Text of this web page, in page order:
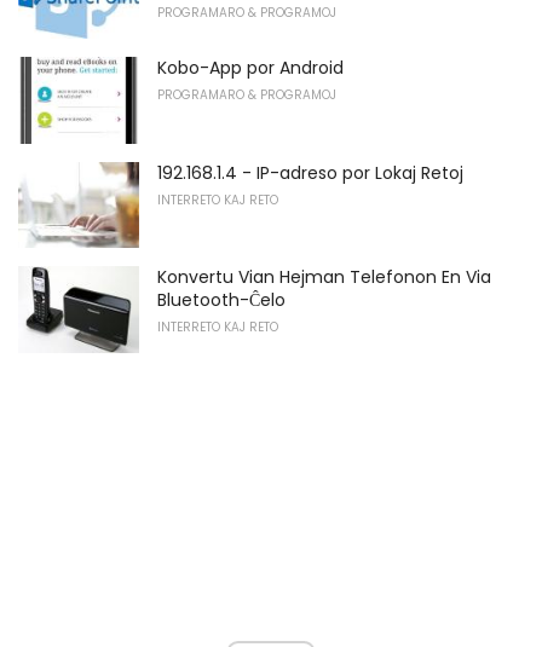
PROGRAMARO & PROGRAMOJ
Kobo-App por Android
PROGRAMARO & PROGRAMOJ
192.168.1.4 - IP-adreso por Lokaj Retoj
INTERRETO KAJ RETO
Konvertu Vian Hejman Telefonon En Via
Bluetooth-Ĉelo
INTERRETO KAJ RETO